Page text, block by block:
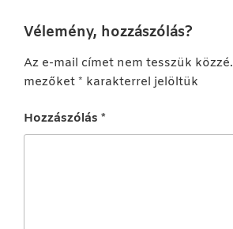
Vélemény, hozzászólás?
Az e-mail címet nem tesszük közzé.
mezőket * karakterrel jelöltük
Hozzászólás *